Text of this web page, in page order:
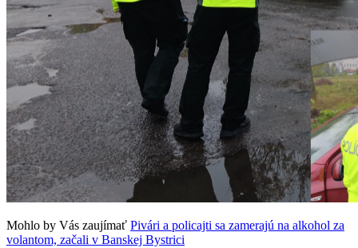
Mohlo by Vás zaujímať Pivári a policajti sa zamerajú na alkohol za
volantom, začali v Banskej Bystrici